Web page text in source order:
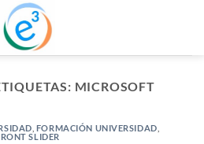
MICROSOFT
FORMACIÓN UNIVERSIDAD
SLIDER